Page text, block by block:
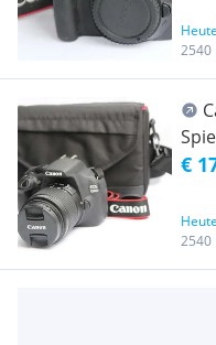
2540
€
2540